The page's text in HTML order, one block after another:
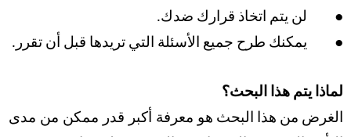
● لن يتم اتخاذ قرارك ضدك.
● يمكنك طرح جميع الأسئلة التي تريدها قبل أن تقرر.
لماذا يتم هذا البحث؟
الغرض من هذا البحث هو معرفة أكبر قدر ممكن من مدى